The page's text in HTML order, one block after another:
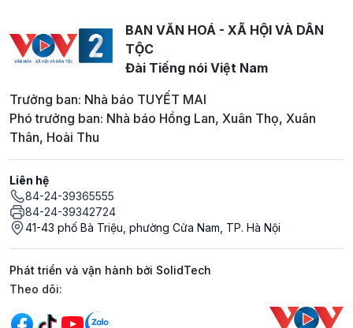
BAN VĂN HOÁ - XÃ HỘI VÀ DÂN
TỘC
Đài Tiếng nói Việt Nam
Trưởng ban: Nhà báo TUYẾT MAI
Phó trưởng ban: Nhà báo Hồng Lan, Xuân Thọ, Xuân
Thân, Hoài Thu
Liên hệ
84-24-39365555
84-24-39342724
41-43 phố Bà Triệu, phường Cửa Nam, TP. Hà Nội
Phát triển và vận hành bởi SolidTech
Mạng xã hội
Theo dõi: